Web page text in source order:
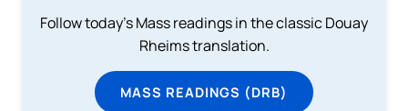
Follow today's Mass readings in the classic Douay
Rheims translation.
MASS READINGS (DRB)